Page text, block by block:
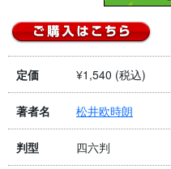
定価 ¥1,540 (税込)
著者名 松井欧時朗
判型 四六判